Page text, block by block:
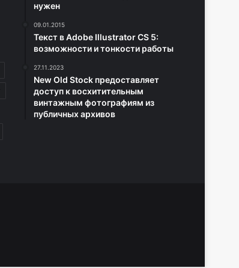
нужен
09.01.2015
Текст в Adobe Illustrator CS 5:
возможности и тонкости работы
27.11.2023
New Old Stock предоставляет
доступ к восхитительным
винтажным фотографиям из
публичных архивов